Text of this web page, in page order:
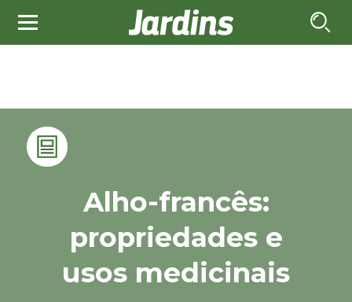
Alho-francês:
propriedades e
usos medicinais